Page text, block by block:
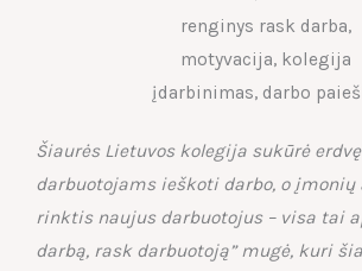
Šiaurės Lietuvos kolegija sukūrė
darbuotojams ieškoti darbo, o įmonių
rinktis naujus darbuotojus – visa tai
darbą, rask darbuotoją” mugė, kuri